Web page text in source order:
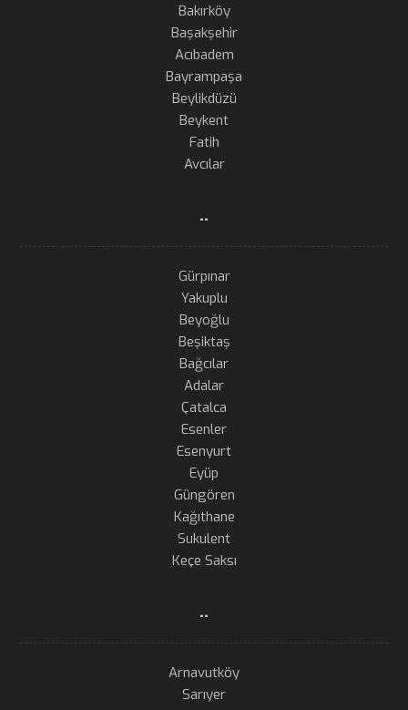
Bakırköy
Başakşehir
Acıbadem
Bayrampaşa
Beylikdüzü
Beykent
Fatih
Avcılar
..
Gürpınar
Yakuplu
Beyoğlu
Beşiktaş
Bağcılar
Adalar
Çatalca
Esenler
Esenyurt
Eyüp
Güngören
Kağıthane
Sukulent
Keçe Saksı
..
Arnavutköy
Sarıyer